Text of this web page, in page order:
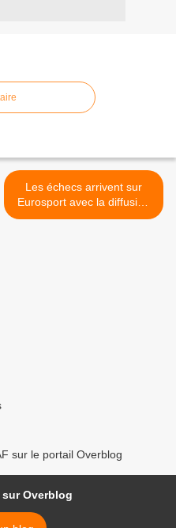
Les échecs arrivent sur
Eurosport avec la diffusion
du Champions Chess Tour
sur le portail Overblog
Overblog